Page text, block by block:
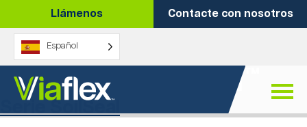
contenido
Llámenos Contacte con nosotros
Español
Familia: SoilSeal™